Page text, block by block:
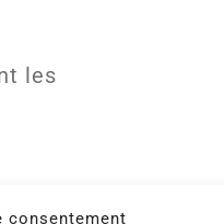
consentement
les